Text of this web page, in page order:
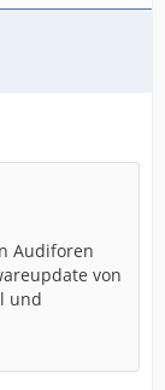
Audiforen
von
und